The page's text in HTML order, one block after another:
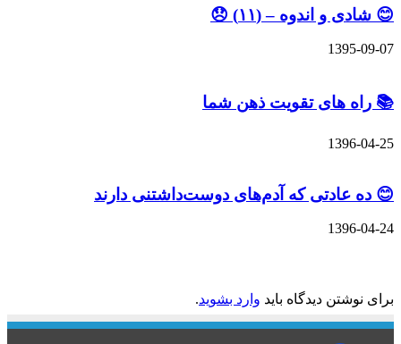
اندوه – (۱۱) 😞
های تقویت ذهن شما
که آدم‌های دوست‌داشتنی دارند
دیدگاه بایدوارد بشوید